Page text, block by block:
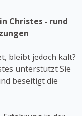
Christes - rund
bleibt jedoch kalt?
unterstützt Sie
beseitigt die